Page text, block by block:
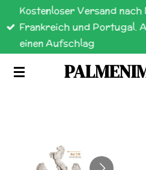
Zum
Hauptinhalt
springen
Kostenloser Versand nach
Frankreich und Portugal.
einen Aufschlag